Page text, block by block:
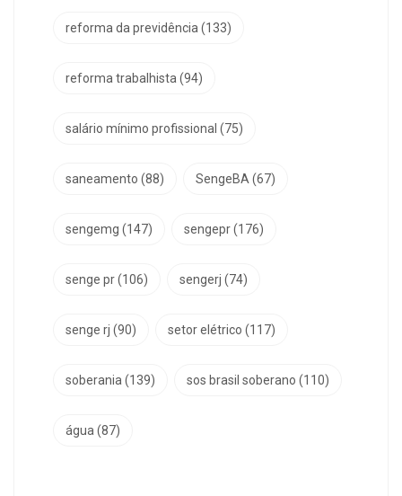
reforma da previdência(133)
reforma trabalhista(94)
salário mínimo profissional (75)
saneamento (88) SengeBA(67)
sengemg (147) sengepr(176)
senge pr(106) sengerj (74)
senge rj (90) setor elétrico (117)
soberania(139) sos brasil soberano (110)
água(87)